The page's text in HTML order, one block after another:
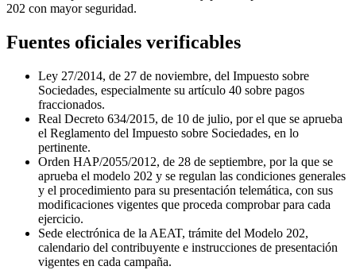
202 con mayor seguridad.
Fuentes oficiales verificables
Ley 27/2014, de 27 de noviembre, del Impuesto sobre
Sociedades, especialmente su artículo 40 sobre pagos
fraccionados.
Real Decreto 634/2015, de 10 de julio, por el que se aprueba
el Reglamento del Impuesto sobre Sociedades, en lo
pertinente.
Orden HAP/2055/2012, de 28 de septiembre, por la que se
aprueba el modelo 202 y se regulan las condiciones generales
y el procedimiento para su presentación telemática, con sus
modificaciones vigentes que proceda comprobar para cada
ejercicio.
Sede electrónica de la AEAT, trámite del Modelo 202,
calendario del contribuyente e instrucciones de presentación
vigentes en cada campaña.